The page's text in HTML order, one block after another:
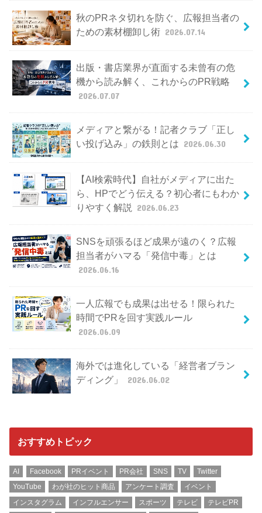
秋のPRネタ切れを防ぐ、広報担当者の
ための素材棚卸し術 2026.07.14
出版・書店業界が直面する未曾有の危
機から読み解く、これからのPR戦略
2026.07.07
メディアと繋がる！記者クラブ「正し
い投げ込み」の鉄則とは 2026.06.30
【AI検索時代】自社がメディアに出た
ら、HPでどう伝える？初心者にもわか
りやすく解説
2026.06.23
SNSを頑張るほど成果が遠のく？広報
担当者がハマる「発信中毒」とは
2026.06.16
一人広報でも成果は出せる！限られた
時間でPRを回す実践ルール
2026.06.09
海外では進化している「経営者ブラン
ディング」
2026.06.02
おすすめトピック
AI Facebook PRイベント PR会社 SNS TV
Twitter
YouTube
わが社のヒット商品 アンケート調査
イベント
インスタグラム
インフルエンサー スポーツ テレビ
テレビPR